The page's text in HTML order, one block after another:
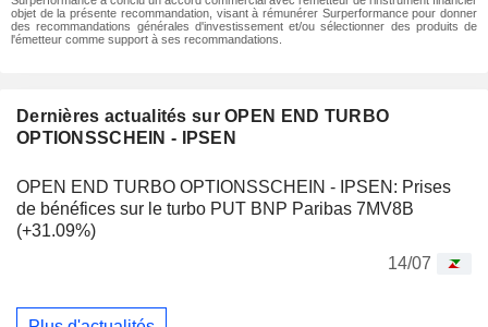
objet de la présente recommandation, visant à rémunérer Surperformance pour donner
des recommandations générales d'investissement et/ou sélectionner des produits de
l'émetteur comme support à ses recommandations.
Dernières actualités sur OPEN END TURBO
OPTIONSSCHEIN - IPSEN
OPEN END TURBO OPTIONSSCHEIN - IPSEN: Prises
de bénéfices sur le turbo PUT BNP Paribas 7MV8B
(+31.09%)
14/07